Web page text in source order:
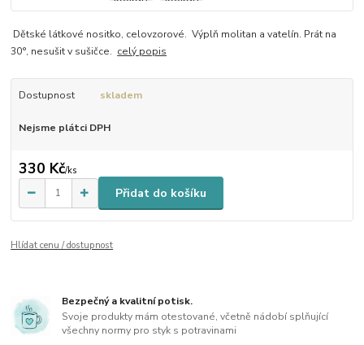
Dětské látkové nositko, celovzorové. Výplň molitan a vatelín. Prát na
30°, nesušit v sušičce. celý popis
Dostupnost skladem
Nejsme plátci DPH
330 Kč/ks
Přidat do košíku
Hlídat cenu / dostupnost
Bezpečný a kvalitní potisk.
Svoje produkty mám otestované, včetně nádobí splňující
všechny normy pro styk s potravinami